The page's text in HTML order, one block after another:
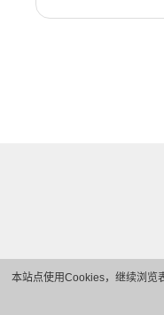
本站点使用Cookies，继续浏览